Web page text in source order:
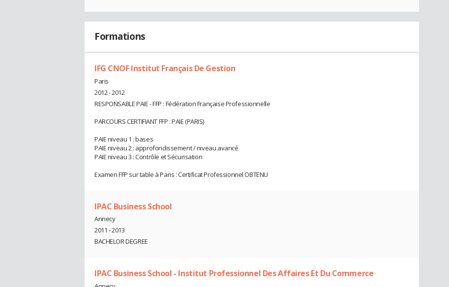
Formations
IFG CNOF Institut Français De Gestion
Paris
2012 - 2012
RESPONSABLE PAIE - FFP : Fédération Française Professionnelle
PARCOURS CERTIFIANT FFP : PAIE (PARIS)
PAIE niveau 1 : bases
PAIE niveau 2 : approfondissement / niveau avancé
PAIE niveau 3 : Contrôle et Sécurisation
Examen FFP sur table à Paris : Certificat Professionnel OBTENU
IPAC Business School
Annecy
2011 - 2013
BACHELOR DEGREE
IPAC Business School - Institut Professionnel Des Affaires Et Du Commerce